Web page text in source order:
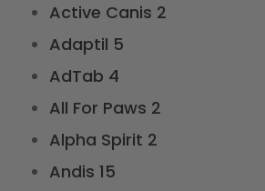
Active Canis 2
Adaptil 5
AdTab 4
All For Paws 2
Alpha Spirit 2
Andis 15